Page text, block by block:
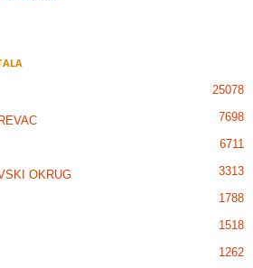
25078
7698
6711
OKRUG 3313
1788
1518
1262